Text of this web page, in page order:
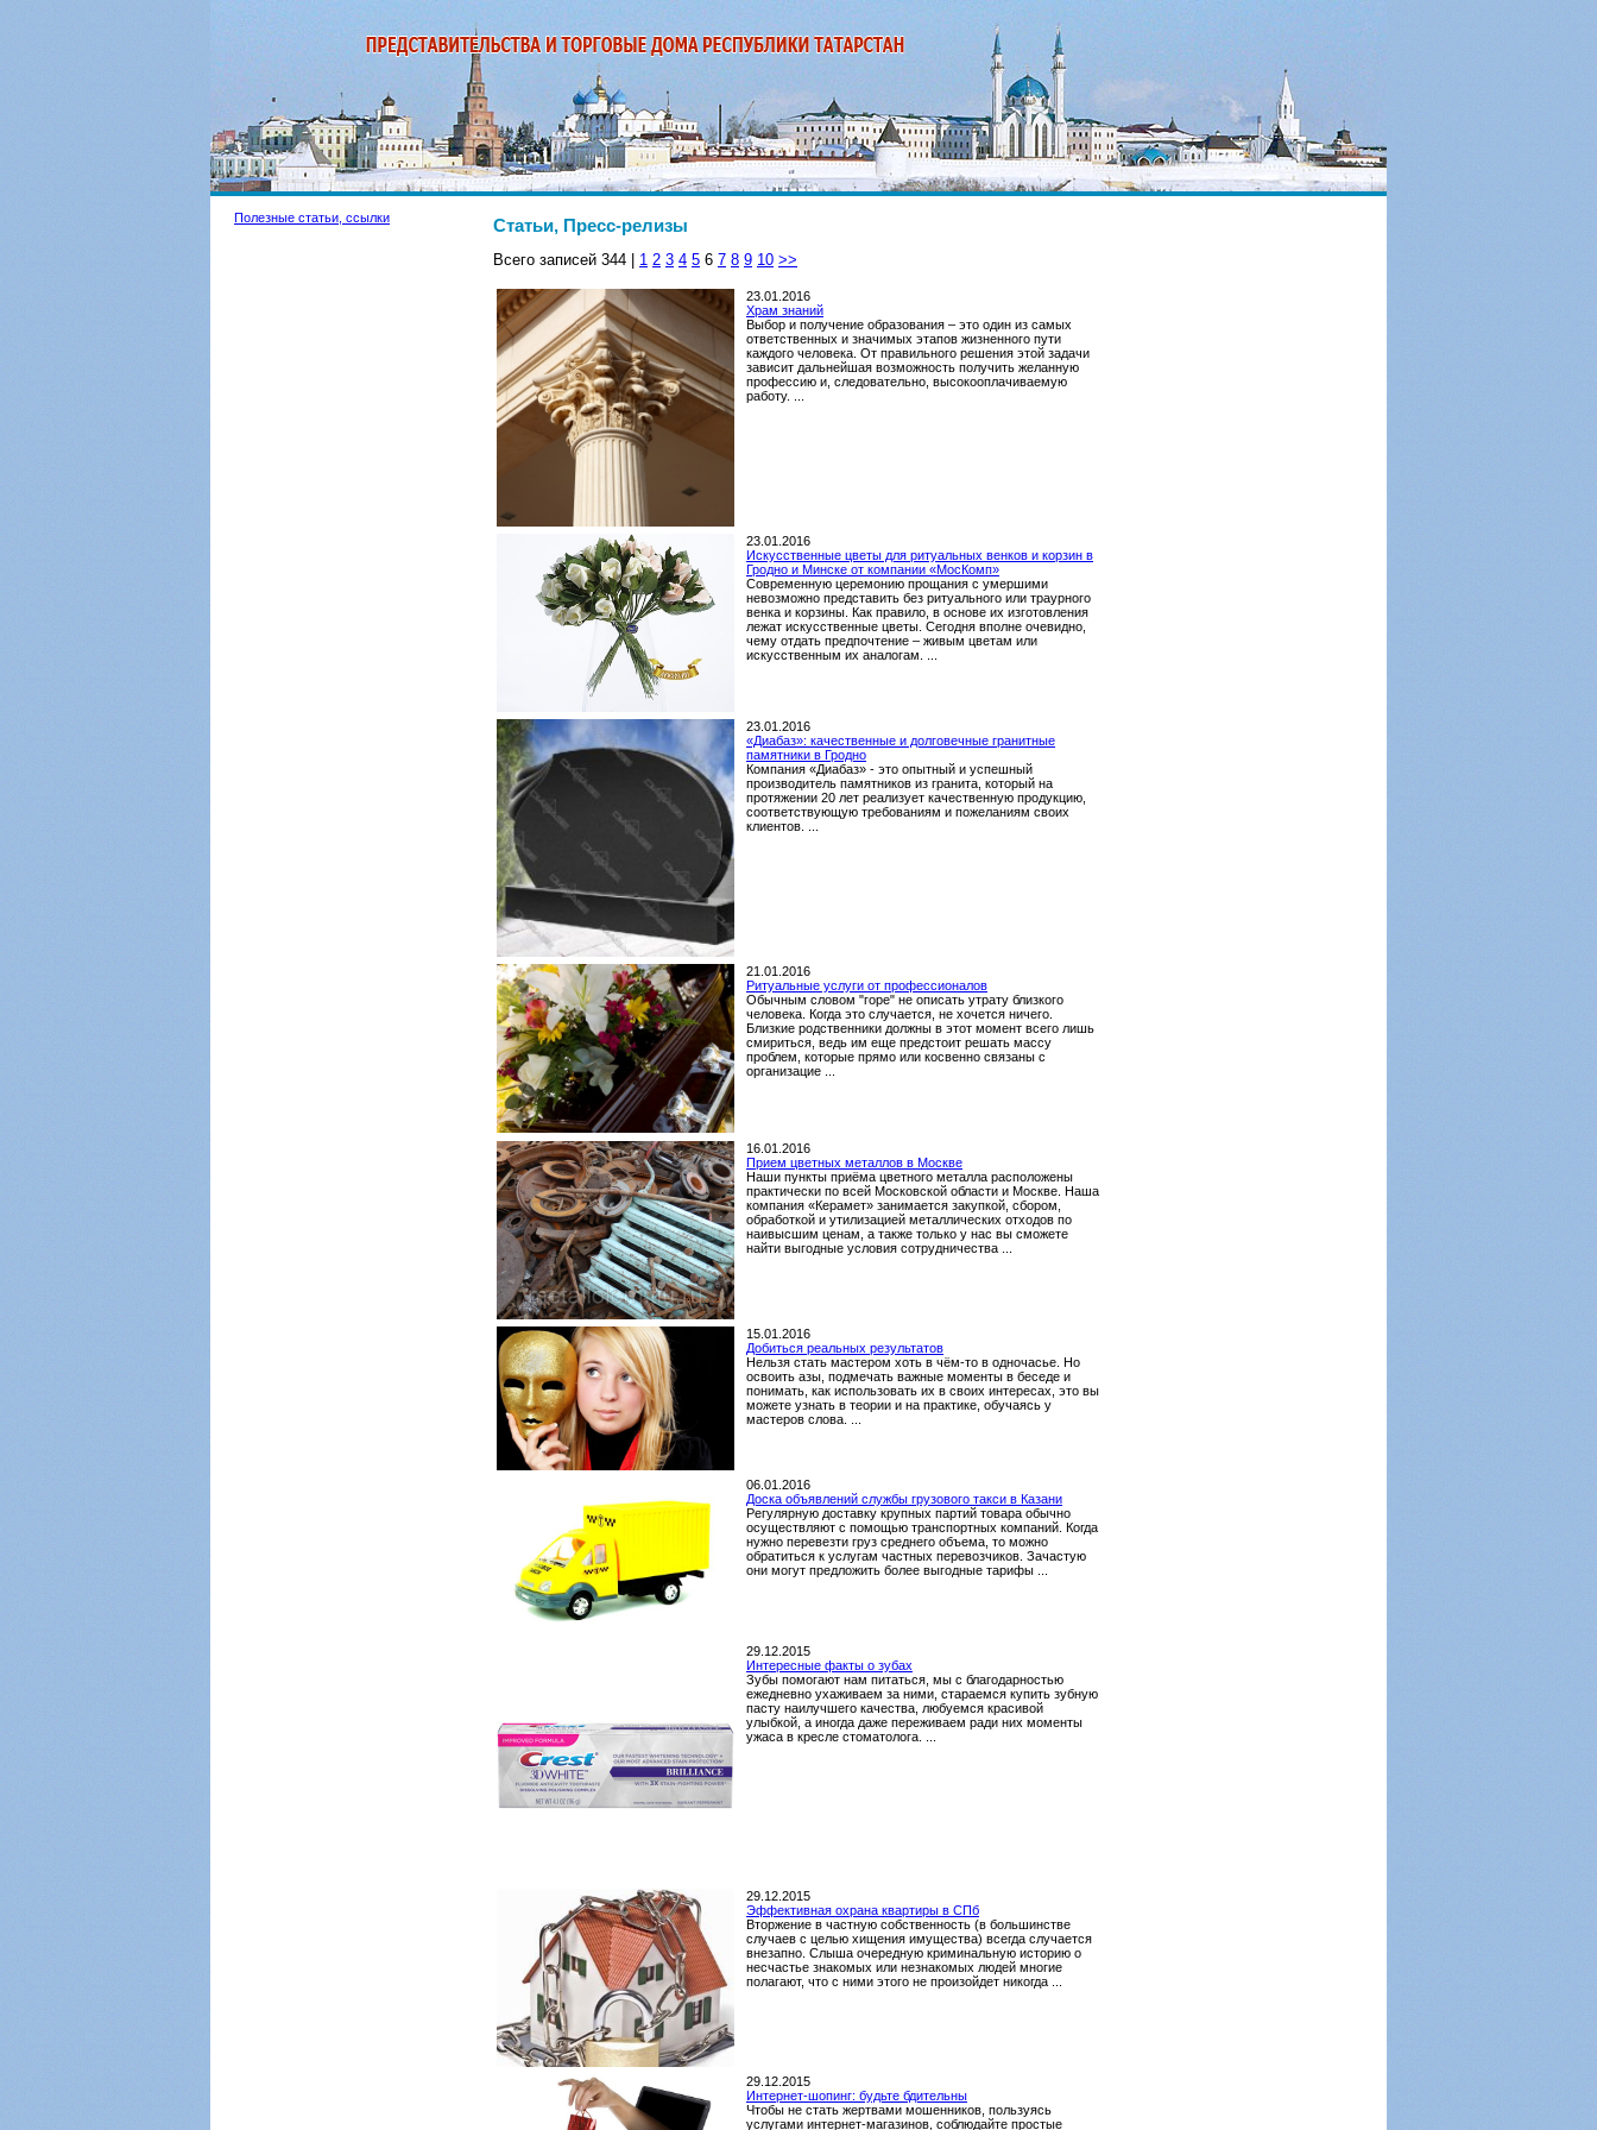
Полезные статьи, ссылки Статьи, Пресс-релизы
Всего записей 344 | 1 2 3 4 5 6 7 8 9 10 >>
23.01.2016
Храм знаний
Выбор и получение образования – это один из самых
ответственных и значимых этапов жизненного пути
каждого человека. От правильного решения этой задачи
зависит дальнейшая возможность получить желанную
профессию и, следовательно, высокооплачиваемую
работу. ...
23.01.2016
Искусственные цветы для ритуальных венков и корзин в
Гродно и Минске от компании «МосКомп»
Современную церемонию прощания с умершими
невозможно представить без ритуального или траурного
венка и корзины. Как правило, в основе их изготовления
лежат искусственные цветы. Сегодня вполне очевидно,
чему отдать предпочтение – живым цветам или
искусственным их аналогам. ...
23.01.2016
«Диабаз»: качественные и долговечные гранитные
памятники в Гродно
Компания «Диабаз» - это опытный и успешный
производитель памятников из гранита, который на
протяжении 20 лет реализует качественную продукцию,
соответствующую требованиям и пожеланиям своих
клиентов. ...
21.01.2016
Ритуальные услуги от профессионалов
Обычным словом "горе" не описать утрату близкого
человека. Когда это случается, не хочется ничего.
Близкие родственники должны в этот момент всего лишь
смириться, ведь им еще предстоит решать массу
проблем, которые прямо или косвенно связаны с
организацие ...
16.01.2016
Прием цветных металлов в Москве
Наши пункты приёма цветного металла расположены
практически по всей Московской области и Москве. Наша
компания «Керамет» занимается закупкой, сбором,
обработкой и утилизацией металлических отходов по
наивысшим ценам, а также только у нас вы сможете
найти выгодные условия сотрудничества ...
15.01.2016
Добиться реальных результатов
Нельзя стать мастером хоть в чём-то в одночасье. Но
освоить азы, подмечать важные моменты в беседе и
понимать, как использовать их в своих интересах, это вы
можете узнать в теории и на практике, обучаясь у
мастеров слова. ...
06.01.2016
Доска объявлений службы грузового такси в Казани
Регулярную доставку крупных партий товара обычно
осуществляют с помощью транспортных компаний. Когда
нужно перевезти груз среднего объема, то можно
обратиться к услугам частных перевозчиков. Зачастую
они могут предложить более выгодные тарифы ...
29.12.2015
Интересные факты о зубах
Зубы помогают нам питаться, мы с благодарностью
ежедневно ухаживаем за ними, стараемся купить зубную
пасту наилучшего качества, любуемся красивой
улыбкой, а иногда даже переживаем ради них моменты
ужаса в кресле стоматолога. ...
29.12.2015
Эффективная охрана квартиры в СПб
Вторжение в частную собственность (в большинстве
случаев с целью хищения имущества) всегда случается
внезапно. Слыша очередную криминальную историю о
несчастье знакомых или незнакомых людей многие
полагают, что с ними этого не произойдет никогда ...
29.12.2015
Интернет-шопинг: будьте бдительны
Чтобы не стать жертвами мошенников, пользуясь
услугами интернет-магазинов, соблюдайте простые